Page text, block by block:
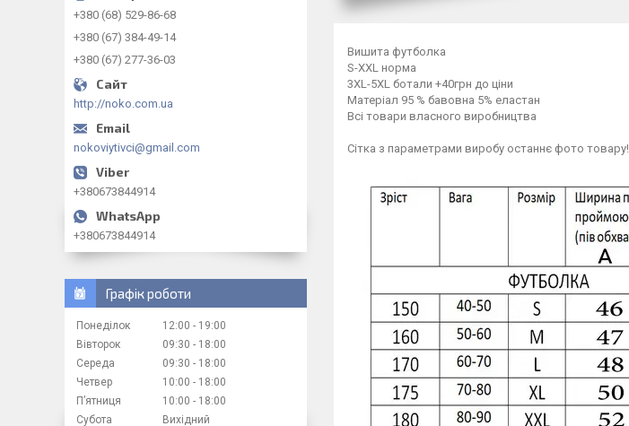
Вишита футболка
S-XXL норма
3XL-5XL ботали +40грн до ціни
Матеріал 95 % бавовна 5% еластан
Всі товари власного виробництва
Сітка з параметрами виробу останнє фото товару!
+380 (68) 529-86-68
+380 (67) 384-49-14
+380 (67) 277-36-03
http://noko.com.ua
nokoviytivci@gmail.com
+380673844914
+380673844914
Графік роботи
Понеділок 12:00
19:00
Вівторок
09:30
18:00
Середа
09:30
18:00
Четвер
10:00
18:00
Пʼятниця
10:00
18:00
Субота
Вихідний